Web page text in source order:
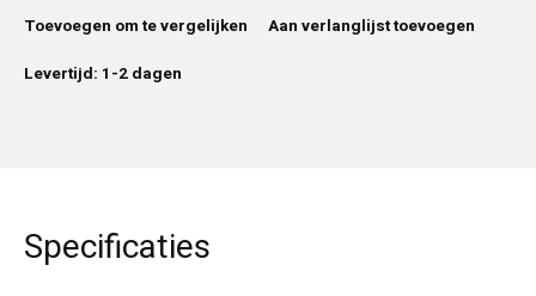
Toevoegen om te vergelijken
Aan verlanglijst toevoegen
Levertijd: 1-2 dagen
Specificaties